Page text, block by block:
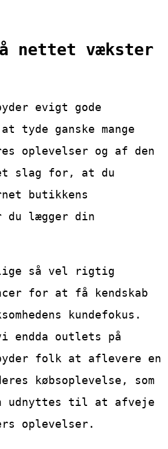
nettet vækster
evigt gode
tyde ganske mange
oplevelser og af den
slag for, at du
butikkens
du lægger din
lige så vel rigtig
for at få kendskab
kundefokus.
endda outlets på
folk at aflevere en
købsoplevelse, som
udnyttes til at afveje
oplevelser.